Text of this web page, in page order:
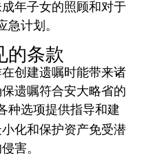
创建遗嘱时能带来诸
遗嘱符合安大略省的
种选项提供指导和建
化和保护资产免受潜
害。
的条款
年子女的照顾和对于
急计划。